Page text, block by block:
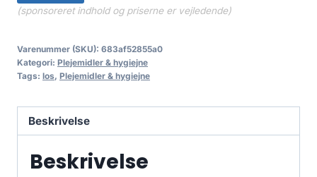
(sponsoreret indhold og priserne er vejledende)
Varenummer (SKU): 683af52855a0
Kategori: Plejemidler & hygiejne
Tags: los, Plejemidler & hygiejne
Beskrivelse
Beskrivelse